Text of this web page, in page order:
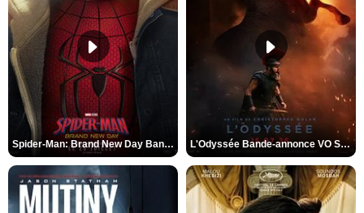
Spider-Man: Brand New Day Bande-annonce VO STFR L'Odyssée Bande-annonce VO STFR